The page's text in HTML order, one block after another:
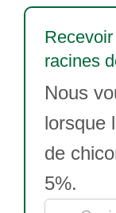
racines
Nous
lorsque
de
5%.